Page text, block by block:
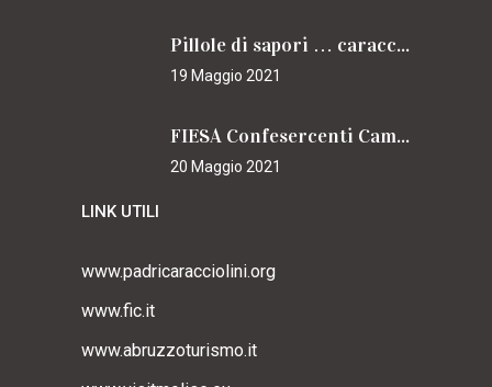
Pillole di sapori … caracciolini
19 Maggio 2021
FIESA Confesercenti Campania per il Cammino
20 Maggio 2021
LINK UTILI
www.padricaracciolini.org
www.fic.it
www.abruzzoturismo.it